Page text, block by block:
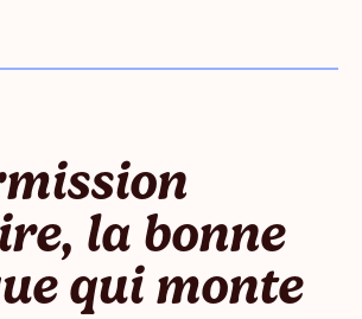
la bonne
qui monte